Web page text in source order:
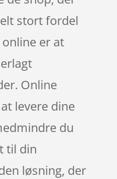
stort fordel
er at
Online
levere dine
du
til din
løsning, der